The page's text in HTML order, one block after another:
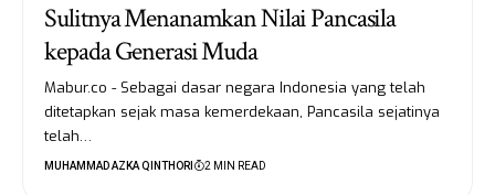
Sulitnya Menanamkan Nilai Pancasila
kepada Generasi Muda
Mabur.co - Sebagai dasar negara Indonesia yang telah
ditetapkan sejak masa kemerdekaan, Pancasila sejatinya
telah…
MUHAMMAD AZKA QINTHORI 2 MIN READ